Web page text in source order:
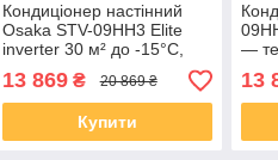
Кондиціонер настінний
Osaka STV-09HH3 Elite
inverter 30 м² до -15°C,
білий R32
13 869₴ 20 869 ₴
Купити
—
13